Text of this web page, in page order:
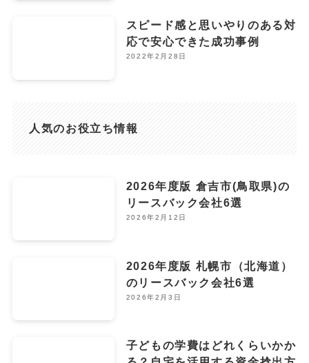
スピード感と思いやりのある対
応で安心できた成功事例
2022年2月28日
人気のお役立ち情報
2026年度版 倉吉市(鳥取県)の
リースバック会社6選
2026年2月12日
2026年度版 札幌市（北海道）
のリースバック会社6選
2026年2月3日
子どもの学費はどれくらいかか